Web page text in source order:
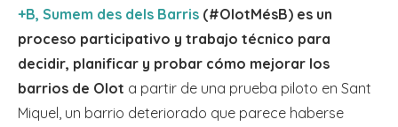
+B, Sumem des dels Barris (#OlotMésB) es un
proceso participativo y trabajo técnico para
decidir, planificar y probar cómo mejorar los
barrios de Olot a partir de una prueba piloto en Sant
Miquel, un barrio deteriorado que parece haberse